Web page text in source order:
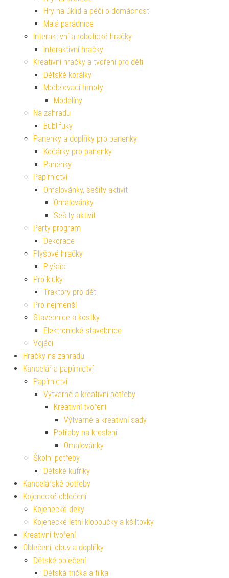
Hry na úklid a péči o domácnost
Malá parádnice
Interaktivní a robotické hračky
Interaktivní hračky
Kreativní hračky a tvoření pro děti
Dětské korálky
Modelovací hmoty
Modelíny
Na zahradu
Bublifuky
Panenky a doplňky pro panenky
Kočárky pro panenky
Panenky
Papírnictví
Omalovánky, sešity aktivit
Omalovánky
Sešity aktivit
Party program
Dekorace
Plyšové hračky
Plyšáci
Pro kluky
Traktory pro děti
Pro nejmenší
Stavebnice a kostky
Elektronické stavebnice
Vojáci
Hračky na zahradu
Kancelář a papírnictví
Papírnictví
Výtvarné a kreativní potřeby
Kreativní tvoření
Výtvarné a kreativní sady
Potřeby na kreslení
Omalovánky
Školní potřeby
Dětské kufříky
Kancelářské potřeby
Kojenecké oblečení
Kojenecké deky
Kojenecké letní kloboučky a kšiltovky
Kreativní tvoření
Oblečení, obuv a doplňky
Dětské oblečení
Dětská trička a tílka